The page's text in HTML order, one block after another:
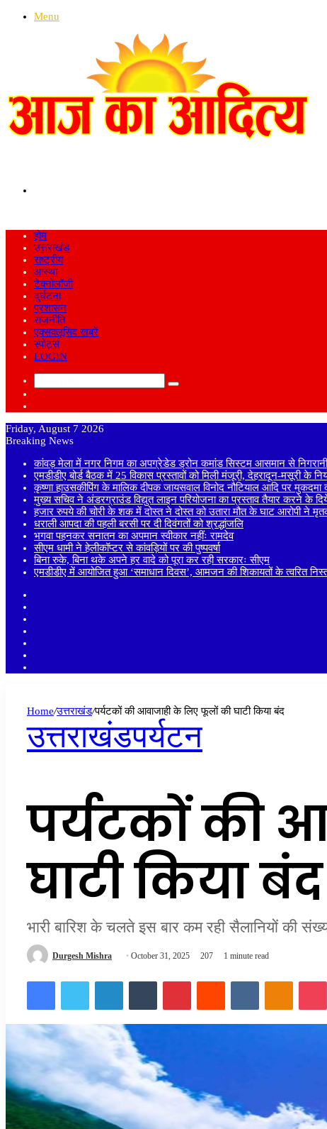
Menu
होम
उत्तराखंड
राष्ट्रीय
आस्था
टेक्नोलॉजी
दुर्घटना
प्रशासन
राजनीति
एक्सक्लूसिव खबरें
स्पोर्ट्स
LOGIN
Search
Friday, August 7 2026
Breaking News
कांवड़ मेला में नगर निगम का अपग्रेडेड ड्रोन कमांड सिस्टम आसमान से
एमडीडीए बोर्ड बैठक में 25 विकास प्रस्तावों को मिली मंजूरी, देहरादून-मसूरी के
कृष्णा हाउसकीपिंग के मालिक दीपक जायसवाल विनोद नौटियाल आदि पर मुकदमा
मुख्य सचिव ने अंडरग्राउंड विद्युत लाइन परियोजना का प्रस्ताव तैयार करने के
हजार रुपये की चोरी के शक में दोस्त ने दोस्त को उतारा मौत के घाट आरोपी ने
धराली आपदा की पहली बरसी पर दी दिवंगतों को श्रद्धांजलि
भगवा पहनकर सनातन का अपमान स्वीकार नहींः रामदेव
सीएम धामी ने हेलीकॉप्टर से कांवड़ियों पर की पुष्पवर्षा
बिना रुके, बिना थके अपने हर वादे को पूरा कर रही सरकारः सीएम
एमडीडीए में आयोजित हुआ ‘समाधान दिवस’, आमजन की शिकायतों के त्वरित
Home/उत्तराखंड/पर्यटकों की आवाजाही के लिए फूलों की घाटी किया बंद
उत्तराखंडपर्यटन
पर्यटकों की
घाटी किया बंद
भारी बारिश के चलते इस बार कम रही सैलानियों की
Durgesh Mishra
Send October 31, 2025 207 1 minute read
FacebookTwitter LinkedInTumblrPinterestReddit VKontakte